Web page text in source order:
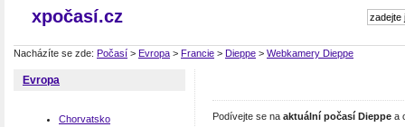
xpočasí.cz
Nacházíte se zde: Počasí > Evropa > Francie > Dieppe > Webkamery Dieppe
Evropa
Chorvatsko
Podívejte se na aktuální počasí Dieppe a